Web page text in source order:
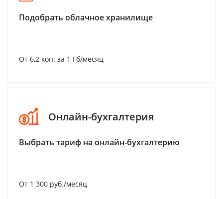
Подобрать облачное хранилище
От 6,2 коп. за 1 Гб/месяц
Онлайн-бухгалтерия
Выбрать тариф на онлайн-бухгалтерию
От 1 300 руб./месяц